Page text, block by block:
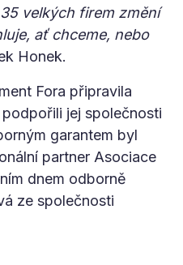
velkých firem změní
ať chceme, nebo
Honek.
Fora připravila
jej společnosti
garantem byl
partner Asociace
dnem odborně
ze společnosti